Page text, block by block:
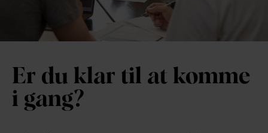
Er du klar til at komme
i gang?